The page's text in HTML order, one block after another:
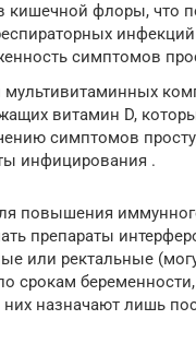
кишечной флоры, что
симптомов
мультивитаминных
витамин D,
симптомов
инфицирования .
повышения
препараты
или ректальные
срокам
назначают лишь